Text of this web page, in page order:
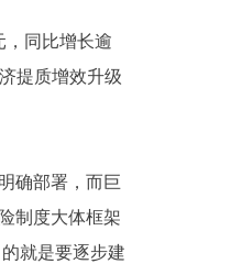
同比增长逾
提质增效升级
确部署，而巨
制度大体框架
就是要逐步建